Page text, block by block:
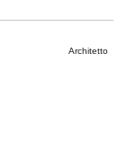
Architetto